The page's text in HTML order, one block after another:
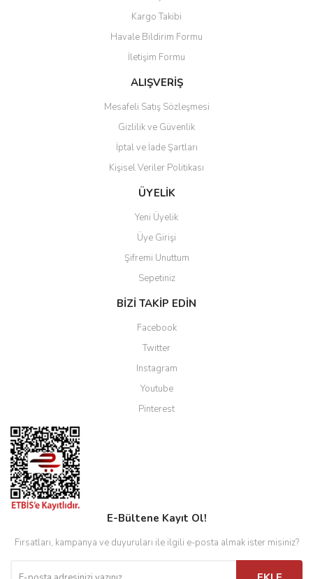
Ürün resmi kalitesiz, bozuk veya görüntülenemiyor.
Ürün açıklamasında eksik bilgiler bulunuyor.
Ürün bilgilerinde hatalar bulunuyor.
Ürün fiyatı diğer sitelerden daha pahalı.
Gönder
Kargo Takibi
Havale Bildirim Formu
İletişim Formu
ALIŞVERİŞ
Mesafeli Satış Sözleşmesi
Gizlilik ve Güvenlik
İptal ve İade Şartları
Kişisel Veriler Politikası
ÜYELİK
Yeni Üyelik
Üye Girişi
Şifremi Unuttum
Sepetiniz
BİZİ TAKİP EDİN
Facebook
Twitter
Instagram
Youtube
Pinterest
E-Bültene Kayıt Ol!
Fırsatları, kampanya ve duyuruları ile ilgili e-posta almak ister misiniz?